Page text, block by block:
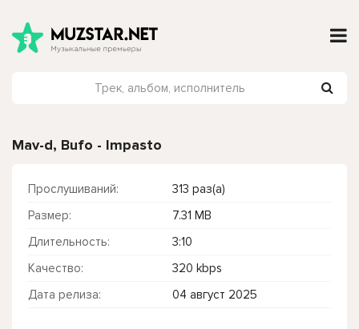
Mav-d, Bufo - Impasto
Прослушиваний:
313 раз(а)
Размер:
7.31 MB
Длительность:
3:10
Качество:
320 kbps
Дата релиза:
04 август 2025